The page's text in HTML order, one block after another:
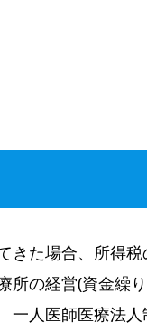
きた場合、所得
の経営(資金繰
人医師医療法